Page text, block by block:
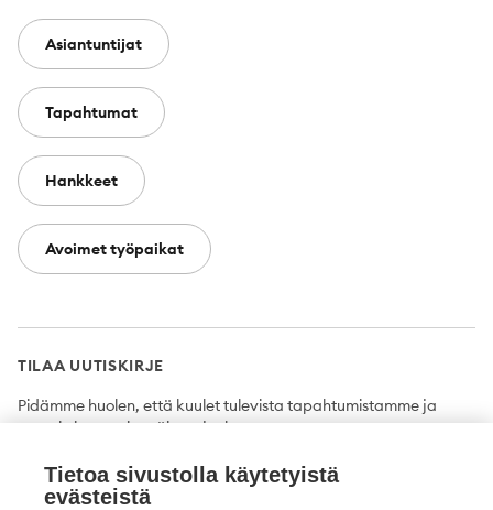
Asiantuntijat
Tapahtumat
Hankkeet
Avoimet työpaikat
TILAA UUTISKIRJE
Pidämme huolen, että kuulet tulevista tapahtumistamme ja
uutuuksista ensimmäisten joukossa.
Tilaa
Tietoa sivustolla käytetyistä
evästeistä